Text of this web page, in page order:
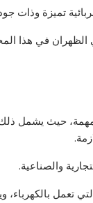
تميزة وذات
في هذا
حيث يشمل ذلك
والصناعية.
تعمل بالكهرباء،